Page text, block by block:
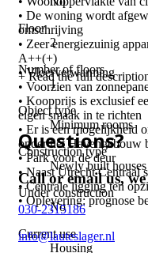
• De woning wordt
omschrijving
• Zeer energiezuinig
A++(+)
• Vloerverwarming
• Voorzien van
• Koopprijs is exclusief
eigen smaak in te richten
• Er is een mogelijkheid
onder het Havengebouw
• Park voor de deur
• Naast Utrecht Centraal
• Centrale ligging ten
• Oplevering: prognose
Floor
2
Number of floors
1
Object type
Minimum rooms
Construction type
Newly built houses
Under construction
No
Current use
Housing
+ Read the full
Questions?
Call or email us,
030-2315186
info@lauteslager.nl